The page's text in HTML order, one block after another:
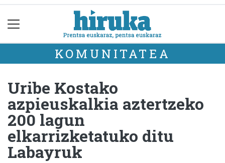
KOMUNITATEA
Uribe Kostako
azpieuskalkia aztertzeko
200 lagun
elkarrizketatuko ditu
Labayruk